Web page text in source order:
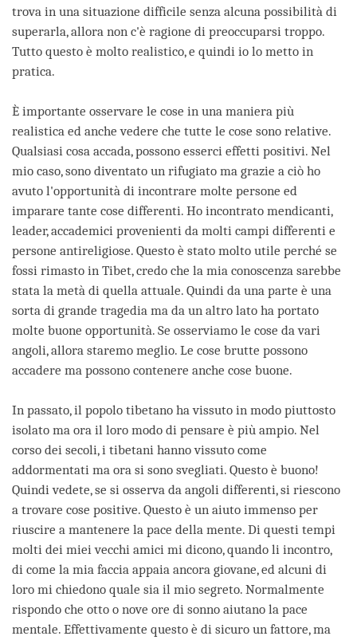
trova in una situazione difficile senza alcuna possibilità di
superarla, allora non c'è ragione di preoccuparsi troppo.
Tutto questo è molto realistico, e quindi io lo metto in
pratica.
È importante osservare le cose in una maniera più
realistica ed anche vedere che tutte le cose sono relative.
Qualsiasi cosa accada, possono esserci effetti positivi. Nel
mio caso, sono diventato un rifugiato ma grazie a ciò ho
avuto l'opportunità di incontrare molte persone ed
imparare tante cose differenti. Ho incontrato mendicanti,
leader, accademici provenienti da molti campi differenti e
persone antireligiose. Questo è stato molto utile perché se
fossi rimasto in Tibet, credo che la mia conoscenza sarebbe
stata la metà di quella attuale. Quindi da una parte è una
sorta di grande tragedia ma da un altro lato ha portato
molte buone opportunità. Se osserviamo le cose da vari
angoli, allora staremo meglio. Le cose brutte possono
accadere ma possono contenere anche cose buone.
In passato, il popolo tibetano ha vissuto in modo piuttosto
isolato ma ora il loro modo di pensare è più ampio. Nel
corso dei secoli, i tibetani hanno vissuto come
addormentati ma ora si sono svegliati. Questo è buono!
Quindi vedete, se si osserva da angoli differenti, si riescono
a trovare cose positive. Questo è un aiuto immenso per
riuscire a mantenere la pace della mente. Di questi tempi
molti dei miei vecchi amici mi dicono, quando li incontro,
di come la mia faccia appaia ancora giovane, ed alcuni di
loro mi chiedono quale sia il mio segreto. Normalmente
rispondo che otto o nove ore di sonno aiutano la pace
mentale. Effettivamente questo è di sicuro un fattore, ma